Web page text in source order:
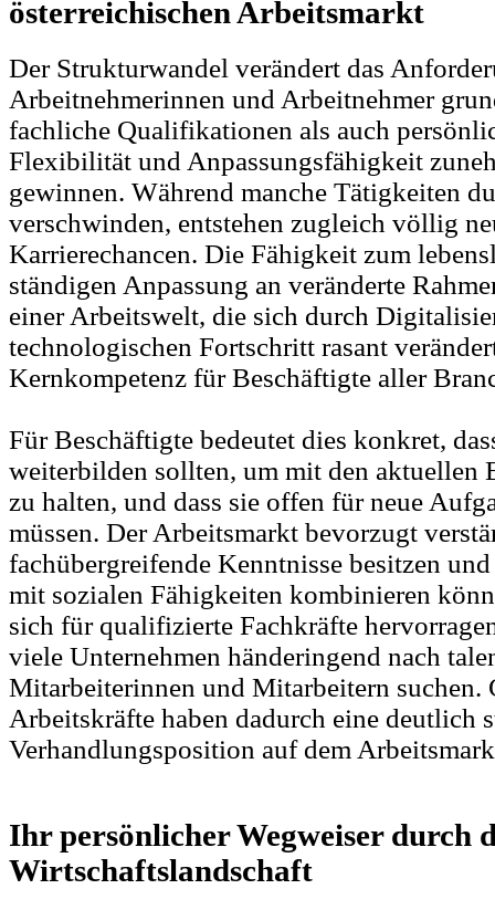
österreichischen Arbeitsmarkt
Der Strukturwandel verändert das
Arbeitnehmerinnen und Arbeitnehmer
fachliche Qualifikationen als auch
Flexibilität und Anpassungsfähigkeit
gewinnen. Während manche Tätigkeiten
verschwinden, entstehen zugleich völlig
Karrierechancen. Die Fähigkeit zum
ständigen Anpassung an veränderte
einer Arbeitswelt, die sich durch
technologischen Fortschritt rasant
Kernkompetenz für Beschäftigte aller
Für Beschäftigte bedeutet dies konkret,
weiterbilden sollten, um mit den aktuellen
zu halten, und dass sie offen für neue
müssen. Der Arbeitsmarkt bevorzugt
fachübergreifende Kenntnisse besitzen
mit sozialen Fähigkeiten kombinieren
sich für qualifizierte Fachkräfte
viele Unternehmen händeringend nach
Mitarbeiterinnen und Mitarbeitern suchen.
Arbeitskräfte haben dadurch eine deutlich
Verhandlungsposition auf dem
Ihr persönlicher Wegweiser durch
Wirtschaftslandschaft